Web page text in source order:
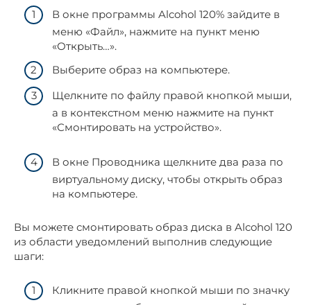
В окне программы Alcohol 120% зайдите в
меню «Файл», нажмите на пункт меню
«Открыть…».
Выберите образ на компьютере.
Щелкните по файлу правой кнопкой мыши,
а в контекстном меню нажмите на пункт
«Смонтировать на устройство».
В окне Проводника щелкните два раза по
виртуальному диску, чтобы открыть образ
на компьютере.
Вы можете смонтировать образ диска в Alcohol 120
из области уведомлений выполнив следующие
шаги:
Кликните правой кнопкой мыши по значку